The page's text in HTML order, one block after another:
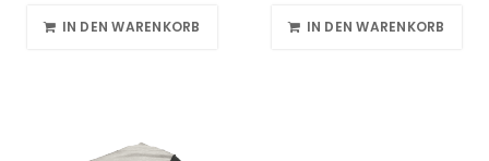
IN DEN WARENKORB IN DEN WARENKORB